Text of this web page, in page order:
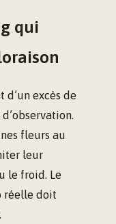
qui
d’un excès de
fleurs au
leur
le froid. Le
réelle doit